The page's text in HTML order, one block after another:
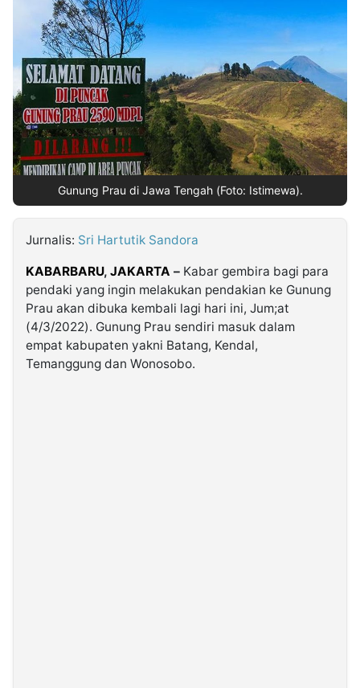
Partner
Insight
NTB
Suara
Time
IDN
Jogja
Rakyat
Idealita
News
Notice
Dinamikapost.com
Radar
Baru
Seedbacklink
Follow
Kabarbaru
Kabarbaru.co
Gunung Prau di Jawa Tengah (Foto: Istimewa).
Jurnalis: Sri Hartutik Sandora
KABARBARU, JAKARTA – Kabar gembira bagi para
pendaki yang ingin melakukan pendakian ke Gunung
Prau akan dibuka kembali lagi hari ini, Jum;at
(4/3/2022). Gunung Prau sendiri masuk dalam
empat kabupaten yakni Batang, Kendal,
Temanggung dan Wonosobo.